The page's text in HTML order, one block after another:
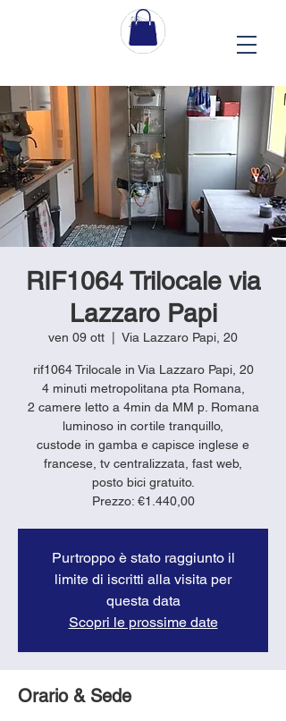
RIF1064 Trilocale via
Lazzaro Papi
ven 09 ott Via Lazzaro Papi, 20
rif1064 Trilocale in Via Lazzaro Papi, 20
4 minuti metropolitana pta Romana,
2 camere letto a 4min da MM p. Romana
luminoso in cortile tranquillo,
custode in gamba e capisce inglese e
francese, tv centralizzata, fast web,
posto bici gratuito.
Prezzo: €1.440,00
Purtroppo è stato raggiunto il
limite di iscritti alla visita per
questa data
Scopri le prossime date
Orario & Sede